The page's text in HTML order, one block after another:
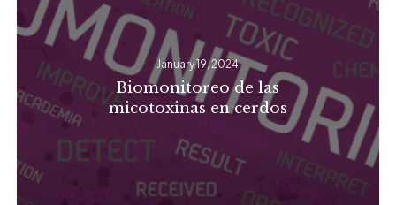
micotoxinas
en
cerdos
January 19, 2024
Biomonitoreo de las
micotoxinas en cerdos